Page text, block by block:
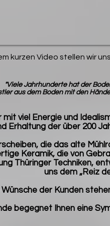
kurzen Video stellen wir
"Viele Jahrhunderte hat der
aus dem Boden mit den
viel Energie und
Erhaltung der über 200
die das alte
Keramik, die von
Thüringer Techniken,
uns dem „Reiz
Wünsche der Kunden
begegnet Ihnen eine